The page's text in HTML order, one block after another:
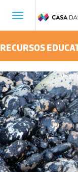
Toggle
RECURSOS